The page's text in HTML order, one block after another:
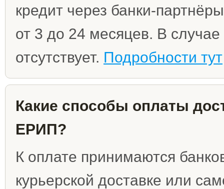
кредит через банки-
от 3 до 24 месяцев. В
отсутствует. Подробности тут
Какие способы оплаты
ЕРИП?
К оплате принимаются
курьерской доставке или